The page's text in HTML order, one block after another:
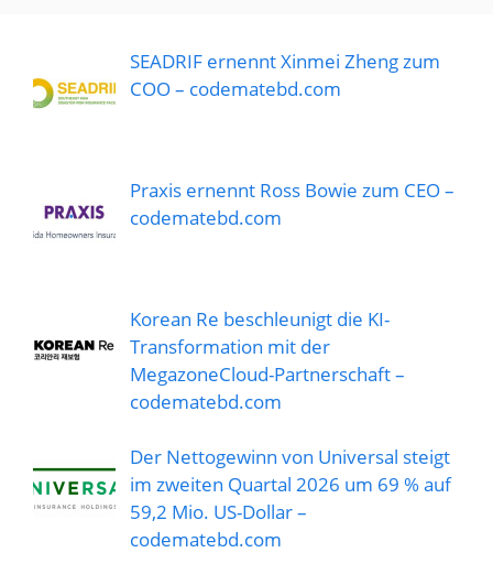
SEADRIF ernennt Xinmei Zheng zum
COO – codematebd.com
Praxis ernennt Ross Bowie zum CEO –
codematebd.com
Korean Re beschleunigt die KI-
Transformation mit der
MegazoneCloud-Partnerschaft –
codematebd.com
Der Nettogewinn von Universal steigt
im zweiten Quartal 2026 um 69 % auf
59,2 Mio. US-Dollar –
codematebd.com